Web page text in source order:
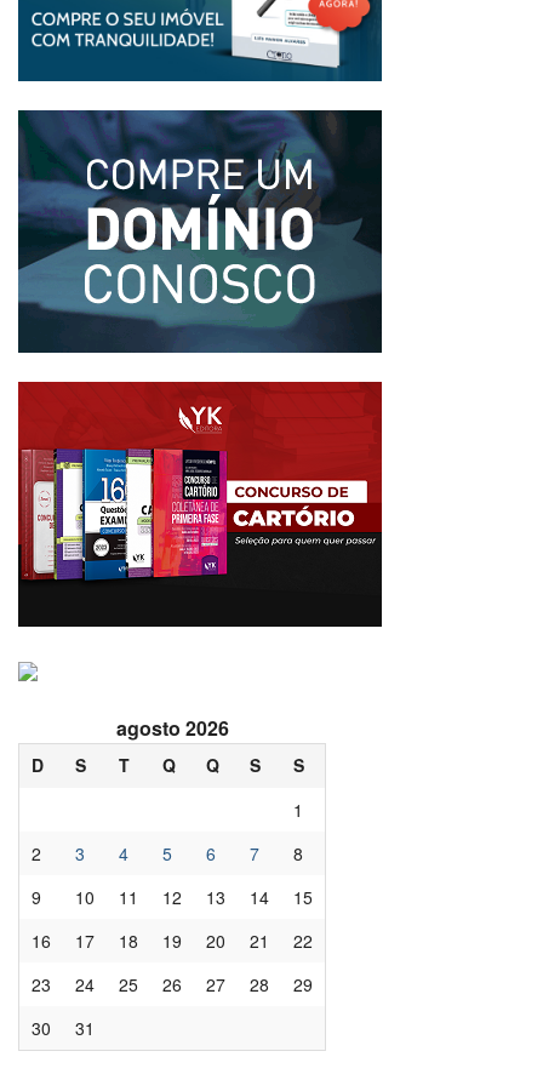
agosto 2026
D S T Q Q S
S
1
2
3 4 5 6 7
8
9
10 11 12 13 14
15
16
17 18 19 20 21
22
23
24 25 26 27 28
29
30
31